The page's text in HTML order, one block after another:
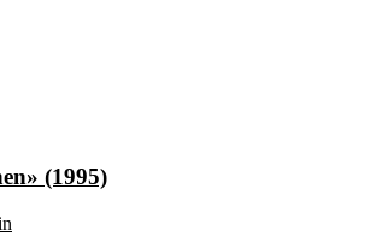
(1995)